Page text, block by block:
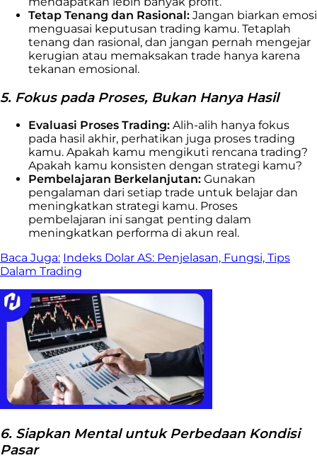
Tetap Tenang dan Rasional: Jangan biarkan emosi
menguasai keputusan trading kamu. Tetaplah
tenang dan rasional, dan jangan pernah mengejar
kerugian atau memaksakan trade hanya karena
tekanan emosional.
5. Fokus pada Proses, Bukan Hanya Hasil
Evaluasi Proses Trading: Alih-alih hanya fokus
pada hasil akhir, perhatikan juga proses trading
kamu. Apakah kamu mengikuti rencana trading?
Apakah kamu konsisten dengan strategi kamu?
Pembelajaran Berkelanjutan: Gunakan
pengalaman dari setiap trade untuk belajar dan
meningkatkan strategi kamu. Proses
pembelajaran ini sangat penting dalam
meningkatkan performa di akun real.
Baca Juga: Indeks Dolar AS: Penjelasan, Fungsi, Tips
Dalam Trading
6. Siapkan Mental untuk Perbedaan Kondisi
Pasar